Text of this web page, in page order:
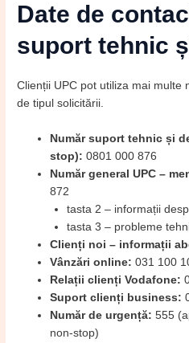
Date de
suport tehnic
Clienții UPC pot utiliza mai multe
de tipul solicitării.
Număr suport tehnic și
stop): 0801 000 876
Număr general UPC –
872
tasta 2 – informații
tasta 3 – probleme
Clienți noi – informații
Vânzări online: 031 100
Relații clienți Vodafone:
Suport clienți business:
Număr de urgență: 555
non-stop)